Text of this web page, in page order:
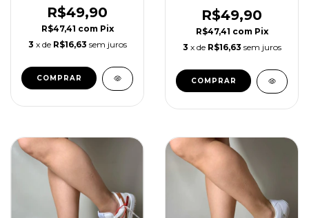
R$49,90
R$47,41 com Pix
3 x de R$16,63 sem juros
COMPRAR
R$49,90
R$47,41 com Pix
3 x de R$16,63 sem juros
COMPRAR